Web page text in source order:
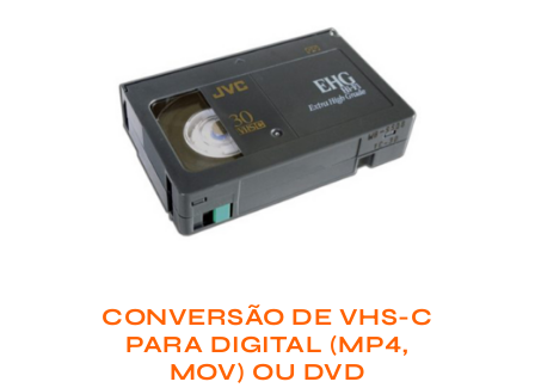
CONVERSÃO DE VHS-C
PARA DIGITAL (MP4,
MOV) OU DVD